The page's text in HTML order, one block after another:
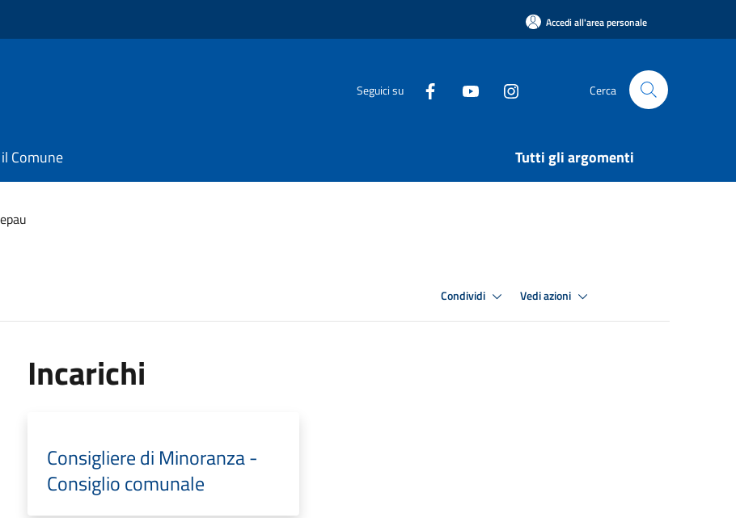
Accedi all'area personale
Seguici su Cerca
Comune Tutti gli argomenti
Condividi Vedi azioni
Incarichi
Consigliere di Minoranza -
Consiglio comunale